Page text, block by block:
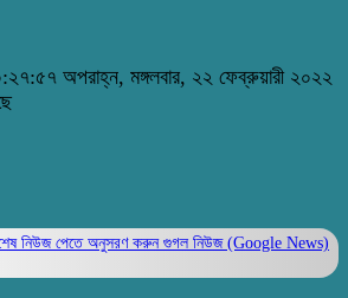
অপরাহ্ন, মঙ্গলবার, ২২ ফেব্রুয়ারী ২০২২
নিউজ পেতে অনুসরণ করুন গুগল নিউজ (Google News)